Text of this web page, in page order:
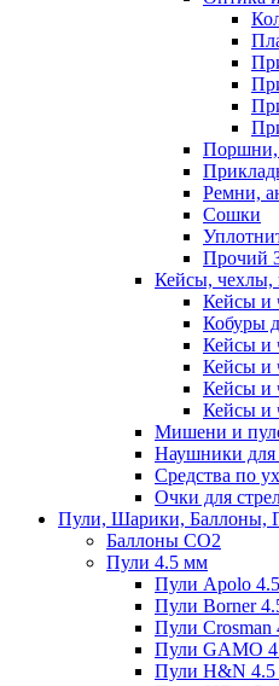
Поршни,
Ремни,
Сошки
Прочий
Кейсы, чехлы,
Кейсы и
Кобуры
Кейсы и
Кейсы и
Кейсы и
Кейсы и
Мишени и
Наушники для
Средства по
Очки для
Пули, Шарики, Баллоны,
Баллоны CO2
Пули 4.5 мм
Пули Apolo
Пули Borner
Пули Crosman
Пули GAMO
Пули H&N